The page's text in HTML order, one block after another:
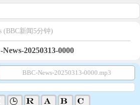
(BBC新闻5分钟)
20250313-0000
BBC-News-20250313-0000.mp3